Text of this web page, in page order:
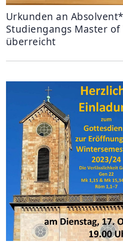
Urkunden an
Studiengangs Master
überreicht